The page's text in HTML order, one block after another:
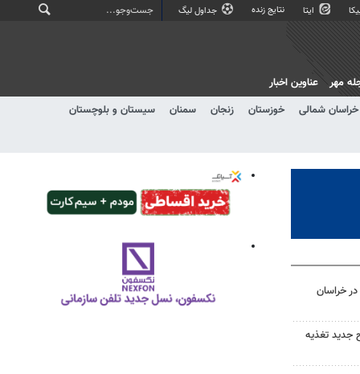
ایتا نتایج زنده جداول لیگ
خراسان شمالی خوزستان زنجان سمنان
سیستان و بلوچستان
مهر عناوین اخبار
خراسان
جدید تغذیه